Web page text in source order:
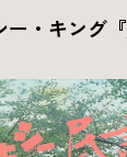
ー・キング『